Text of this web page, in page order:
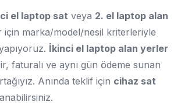
el laptop sat veya 2. el laptop alan
için marka/model/nesil kriterleriyle
İkinci el laptop alan yerler
faturalı ve aynı gün ödeme sunan
Anında teklif için cihaz sat